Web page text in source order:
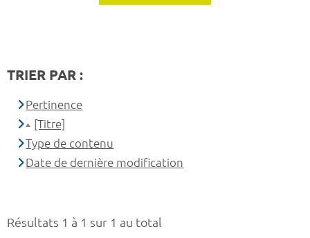
Résultats 1 à 1 sur 1 au total
TRIER PAR :
Pertinence
[Titre]
Type de contenu
Date de dernière modification